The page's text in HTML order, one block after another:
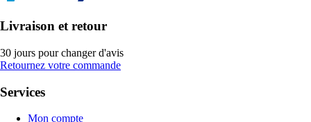
Livraison et retour
30 jours pour changer d'avis
Retournez votre commande
Services
Mon compte